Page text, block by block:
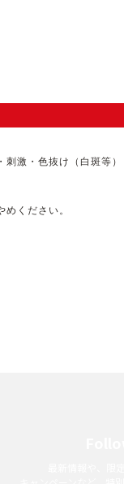
激・色抜け（白斑等
ください。